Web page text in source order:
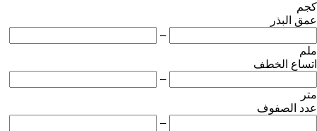
كجم
عمق البذر
–
ملم
اتساع الخطف
–
متر
عدد الصفوف
–